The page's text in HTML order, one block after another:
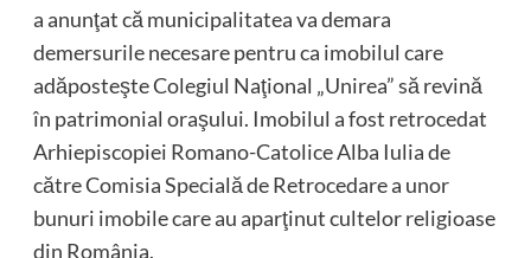
a anunţat că municipalitatea va demara
demersurile necesare pentru ca imobilul care
adăposteşte Colegiul Naţional „Unirea” să revină
în patrimonial oraşului. Imobilul a fost retrocedat
Arhiepiscopiei Romano-Catolice Alba Iulia de
către Comisia Specială de Retrocedare a unor
bunuri imobile care au aparţinut cultelor religioase
din România.